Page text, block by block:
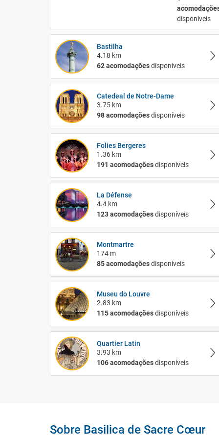
disponíveis
Bastilha
4.18 km
62 acomodaçõesdisponíveis
Catedeal de Notre-Dame
3.75 km
98 acomodaçõesdisponíveis
Folies Bergeres
1.36 km
191 acomodaçõesdisponíveis
La Défense
4.4 km
123 acomodaçõesdisponíveis
Montmartre
174 m
85 acomodaçõesdisponíveis
Museu do Louvre
2.83 km
115 acomodaçõesdisponíveis
Quartier Latin
3.93 km
106 acomodaçõesdisponíveis
Sobre Basilica de Sacre Cœur